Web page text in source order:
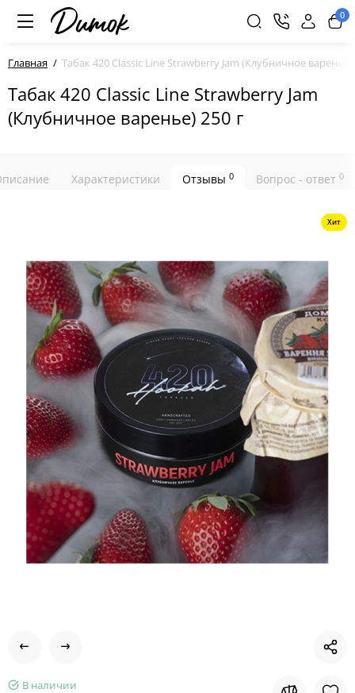
0
Главная Табак 420 Classic Line Strawberry Jam (Клубничное варенье)
Табак 420 Classic Line Strawberry Jam
(Клубничное варенье) 250 г
Характеристики Отзывы 0 Вопрос - ответ 0
Хит
В наличии